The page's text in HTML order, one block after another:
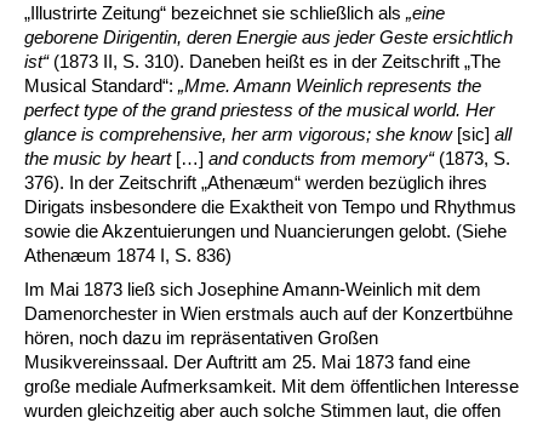
„Illustrirte Zeitung“ bezeichnet sie schließlich als „eine
geborene Dirigentin, deren Energie aus jeder Geste ersichtlich
ist“(1873 II, S. 310). Daneben heißt es in der Zeitschrift „The
Musical Standard“: „Mme. Amann Weinlich represents the
perfect type of the grand priestess of the musical world. Her
glance is comprehensive, her arm vigorous; she know [sic] all
the music by heart […] and conducts from memory“(1873, S.
376). In der Zeitschrift „Athenæum“ werden bezüglich ihres
Dirigats insbesondere die Exaktheit von Tempo und Rhythmus
sowie die Akzentuierungen und Nuancierungen gelobt. (Siehe
Athenæum 1874 I, S. 836)
Im Mai 1873 ließ sich Josephine Amann-Weinlich mit dem
Damenorchester in Wien erstmals auch auf der Konzertbühne
hören, noch dazu im repräsentativen Großen
Musikvereinssaal. Der Auftritt am 25. Mai 1873 fand eine
große mediale Aufmerksamkeit. Mit dem öffentlichen Interesse
wurden gleichzeitig aber auch solche Stimmen laut, die offen